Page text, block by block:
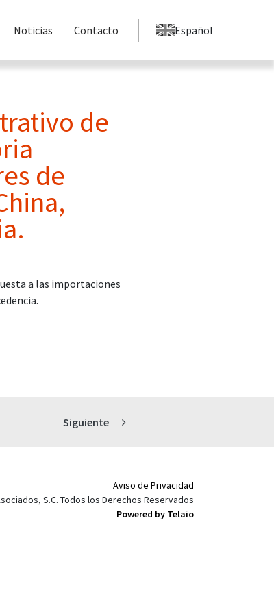
Noticias Contacto Español
de
de
Siguiente
Aviso de Privacidad
S.C. Todos los Derechos Reservados
Powered by Telaio